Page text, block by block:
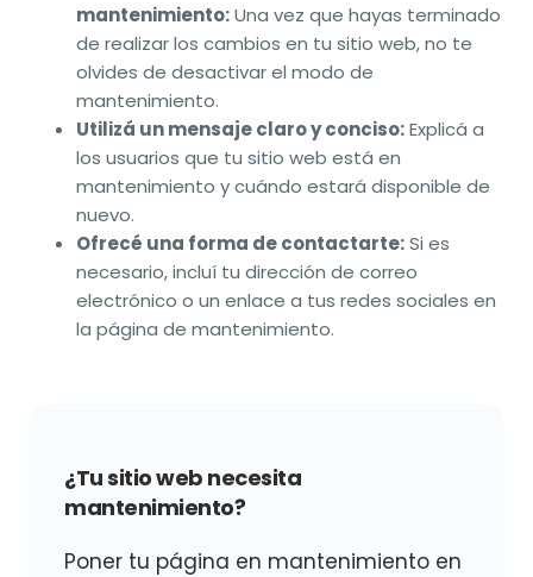
mantenimiento:Una vez que hayas terminado
de realizar los cambios en tu sitio web, no te
olvides de desactivar el modo de
mantenimiento.
Utilizá un mensaje claro y conciso:Explicá a
los usuarios que tu sitio web está en
mantenimiento y cuándo estará disponible de
nuevo.
Ofrecé una forma de contactarte:Si es
necesario, incluí tu dirección de correo
electrónico o un enlace a tus redes sociales en
la página de mantenimiento.
¿Tu sitio web necesita
mantenimiento?
Poner tu página en mantenimiento en